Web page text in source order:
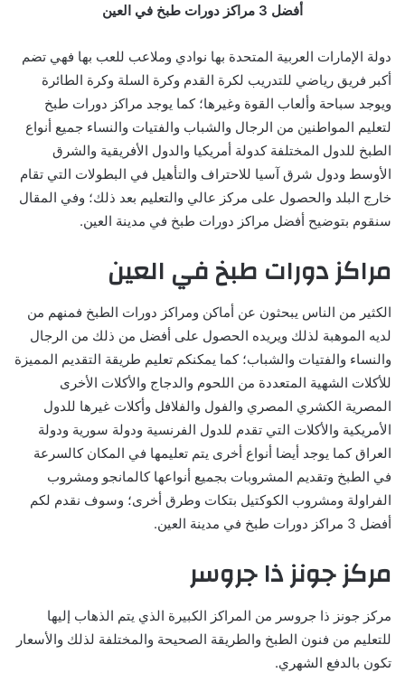
أفضل 3 مراكز دورات طبخ في العين
دولة الإمارات العربية المتحدة بها نوادي وملاعب للعب بها فهي تضم
أكبر فريق رياضي للتدريب لكرة القدم وكرة السلة وكرة الطائرة
ويوجد سباحة وألعاب القوة وغيرها؛ كما يوجد مراكز دورات طبخ
لتعليم المواطنين من الرجال والشباب والفتيات والنساء جميع أنواع
الطبخ للدول المختلفة كدولة أمريكيا والدول الأفريقية والشرق
الأوسط ودول شرق آسيا للاحتراف والتأهيل في البطولات التي تقام
خارج البلد والحصول على مركز عالي والتعليم بعد ذلك؛ وفي المقال
سنقوم بتوضيح أفضل مراكز دورات طبخ في مدينة العين.
مراكز دورات طبخ في العين
الكثير من الناس يبحثون عن أماكن ومراكز دورات الطبخ فمنهم من
لديه الموهبة لذلك ويريده الحصول على أفضل من ذلك من الرجال
والنساء والفتيات والشباب؛ كما يمكنكم تعليم طريقة التقديم المميزة
للأكلات الشهية المتعددة من اللحوم والدجاج والأكلات الأخرى
المصرية الكشري المصري والفول والفلافل وأكلات غيرها للدول
الأمريكية والأكلات التي تقدم للدول الفرنسية ودولة سورية ودولة
العراق كما يوجد أيضا أنواع أخرى يتم تعليمها في المكان كالسرعة
في الطبخ وتقديم المشروبات بجميع أنواعها كالمانجو ومشروب
الفراولة ومشروب الكوكتيل بتكات وطرق أخرى؛ وسوف نقدم لكم
أفضل 3 مراكز دورات طبخ في مدينة العين.
مركز جونز ذا جروسر
مركز جونز ذا جروسر من المراكز الكبيرة الذي يتم الذهاب إليها
للتعليم من فنون الطبخ والطريقة الصحيحة والمختلفة لذلك والأسعار
تكون بالدفع الشهري.